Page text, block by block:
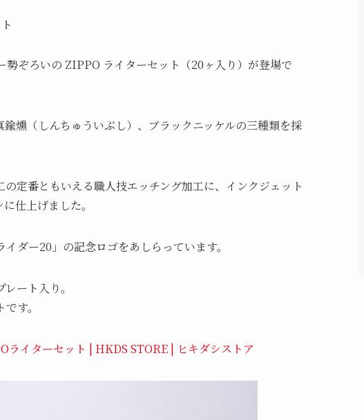
ぞろいの ZIPPO ライターセット（20ヶ入り）が登場で
燻（しんちゅういぶし）、ブラックニッケルの三種類を採
定番ともいえる職人技エッチング加工に、インクジェット
仕上げました。
ダー20」の記念ロゴをあしらっています。
ート入り。
す。
イターセット | HKDS STORE | ヒキダシストア